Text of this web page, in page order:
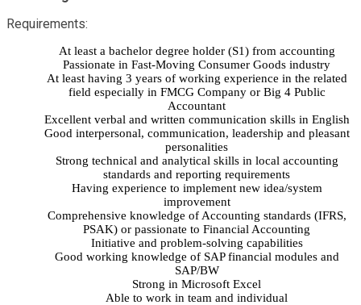
Requirements:
At least a bachelor degree holder (S1) from accounting
Passionate in Fast-Moving Consumer Goods industry
At least having 3 years of working experience in the related
field especially in FMCG Company or Big 4 Public
Accountant
Excellent verbal and written communication skills in English
Good interpersonal, communication, leadership and pleasant
personalities
Strong technical and analytical skills in local accounting
standards and reporting requirements
Having experience to implement new idea/system
improvement
Comprehensive knowledge of Accounting standards (IFRS,
PSAK) or passionate to Financial Accounting
Initiative and problem-solving capabilities
Good working knowledge of SAP financial modules and
SAP/BW
Strong in Microsoft Excel
Able to work in team and individual